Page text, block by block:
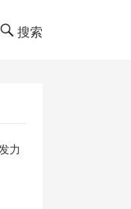
搜索
力